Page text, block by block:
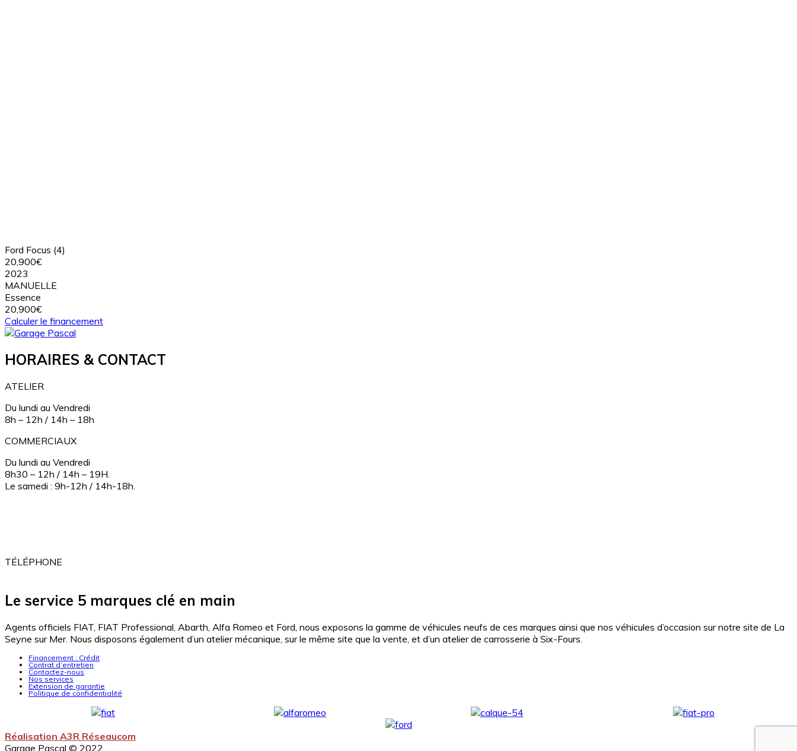
Ford Focus (4)
20,900€
2023
MANUELLE
Essence
20,900€
Calculer le financement
HORAIRES & CONTACT
ATELIER
Du lundi au Vendredi
8h – 12h / 14h – 18h
COMMERCIAUX
Du lundi au Vendredi
8h30 – 12h / 14h – 19H.
Le samedi : 9h-12h / 14h-18h.
TÉLÉPHONE
Le service 5 marques clé en main
Agents officiels FIAT, FIAT Professional, Abarth, Alfa Romeo et Ford, nous exposons la gamme de véhicules neufs de ces marques ainsi que nos véhicules d’occasion sur notre site de La
Seyne sur Mer. Nous disposons également d’un atelier mécanique, sur le même site que la vente, et d’un atelier de carrosserie à Six-Fours.
Financement : Crédit
Contrat d’entretien
Contactez-nous
Nos services
Extension de garantie
Politique de confidentialité
Réalisation A3R Réseaucom
Garage Pascal © 2022